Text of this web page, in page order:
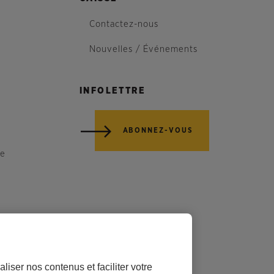
Contactez-nous
Nouvelles / Événements
INFOLETTRE
ABONNEZ-VOUS
nos contenus et faciliter votre